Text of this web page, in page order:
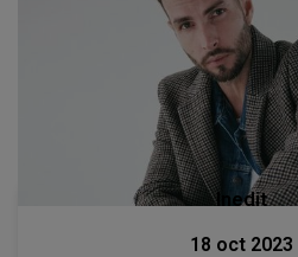
Inedit
18 oct 2023